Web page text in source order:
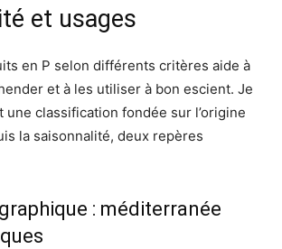
et usages
en P selon différents critères aide à
et à les utiliser à bon escient. Je
une classification fondée sur l’origine
la saisonnalité, deux repères
: méditerranée